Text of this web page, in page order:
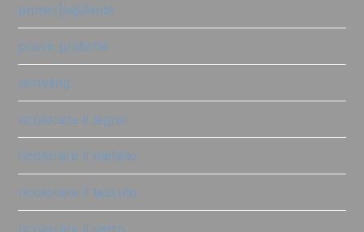
primer|sigillante
prove pratiche
restyling
ricolorare il legno
ricolorare il metallo
ricolorare il tessuto
ricolorare il vetro